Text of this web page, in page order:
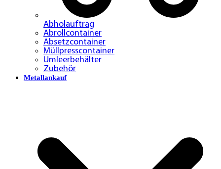
Abholauftrag
Abrollcontainer
Absetzcontainer
Müllpresscontainer
Umleerbehälter
Zubehör
Metallankauf